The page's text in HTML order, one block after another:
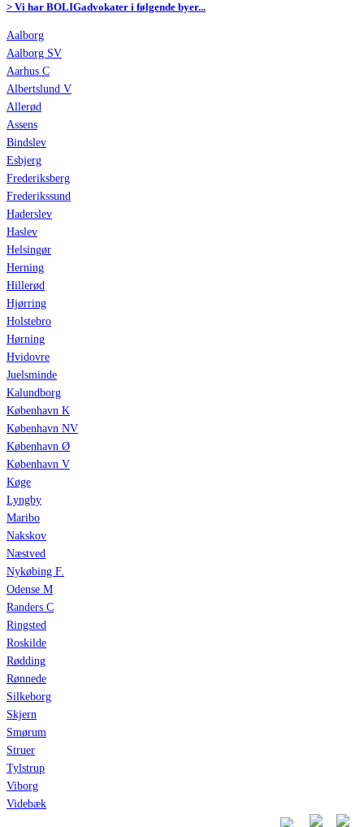
> Vi har BOLIGadvokater i følgende byer...
Aalborg
Aalborg SV
Aarhus C
Albertslund V
Allerød
Assens
Bindslev
Esbjerg
Frederiksberg
Frederikssund
Haderslev
Haslev
Helsingør
Herning
Hillerød
Hjørring
Holstebro
Hørning
Hvidovre
Juelsminde
Kalundborg
København K
København NV
København Ø
København V
Køge
Lyngby
Maribo
Nakskov
Næstved
Nykøbing F.
Odense M
Randers C
Ringsted
Roskilde
Rødding
Rønnede
Silkeborg
Skjern
Smørum
Struer
Tylstrup
Viborg
Videbæk